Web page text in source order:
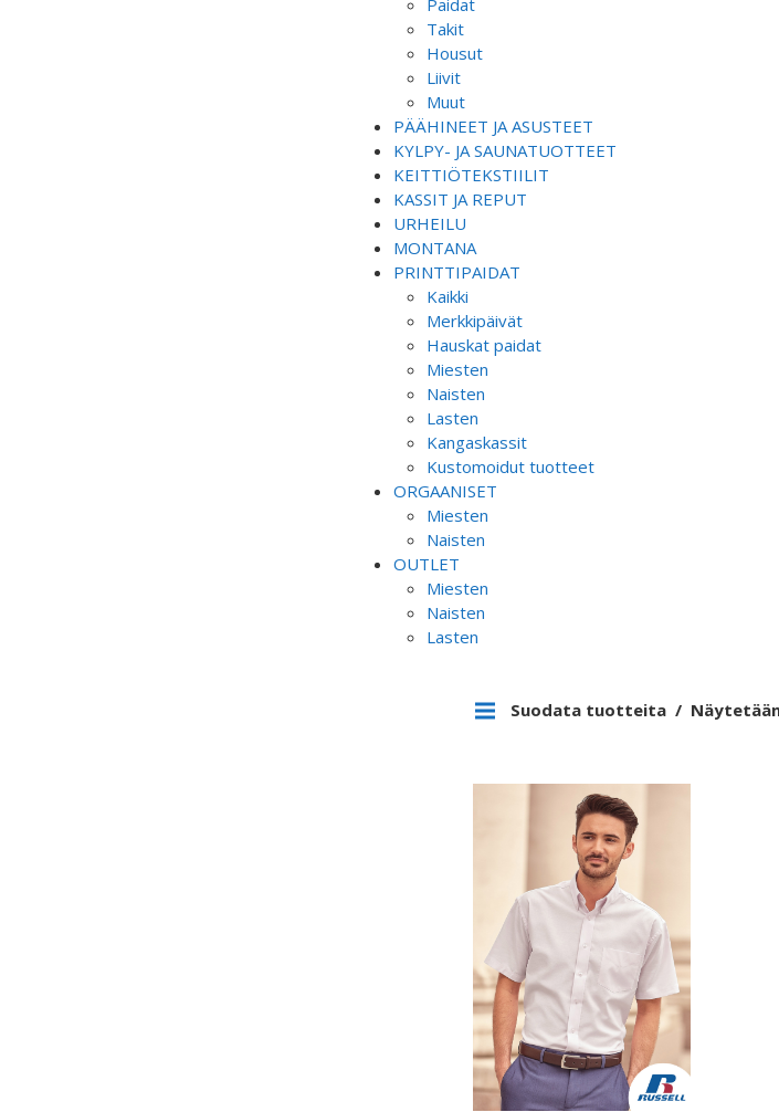
Paidat
Takit
Housut
Liivit
Muut
PÄÄHINEET JA ASUSTEET
KYLPY- JA SAUNATUOTTEET
KEITTIÖTEKSTIILIT
KASSIT JA REPUT
URHEILU
MONTANA
PRINTTIPAIDAT
Kaikki
Merkkipäivät
Hauskat paidat
Miesten
Naisten
Lasten
Kangaskassit
Kustomoidut tuotteet
ORGAANISET
Miesten
Naisten
OUTLET
Miesten
Naisten
Lasten
Suodata tuotteita